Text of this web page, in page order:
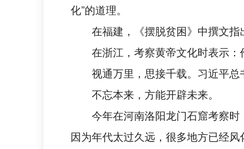
化”的道理。
在福建，《摆脱贫困》中撰文
在浙江，考察黄帝文化时表示
视通万里，思接千载。习近平总
不忘本来，方能开辟未来。
今年在河南洛阳龙门石窟考察
因为年代太过久远，很多地方已经